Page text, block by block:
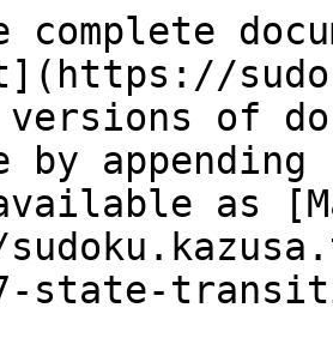
complete
versions of
by
as
state-